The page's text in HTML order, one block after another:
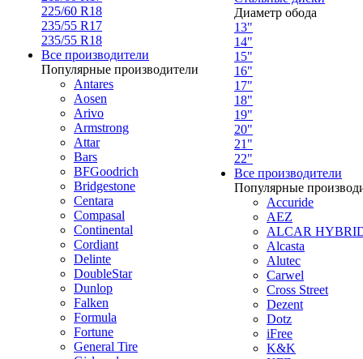
225/60 R18
235/55 R17
235/55 R18
Все производители
Популярные производители
Antares
Aosen
Arivo
Armstrong
Attar
Bars
BFGoodrich
Bridgestone
Centara
Compasal
Continental
Cordiant
Delinte
DoubleStar
Dunlop
Falken
Formula
Fortune
General Tire
Диаметр обода
13"
14"
15"
16"
17"
18"
19"
20"
21"
22"
Все производители
Популярные
Accuride
AEZ
ALCAR
Alcasta
Alutec
Carwel
Cross Street
Dezent
Dotz
iFree
K&K